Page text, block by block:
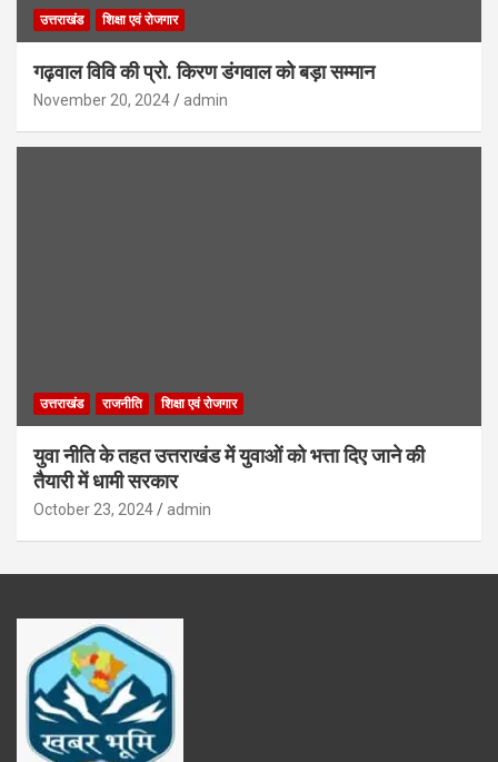
उत्तराखंड शिक्षा एवं रोजगार
गढ़वाल विवि की प्रो. किरण डंगवाल को बड़ा सम्मान
November 20, 2024 admin
उत्तराखंड राजनीति शिक्षा एवं रोजगार
युवा नीति के तहत उत्तराखंड में युवाओं को भत्ता दिए जाने की
तैयारी में धामी सरकार
October 23, 2024 admin